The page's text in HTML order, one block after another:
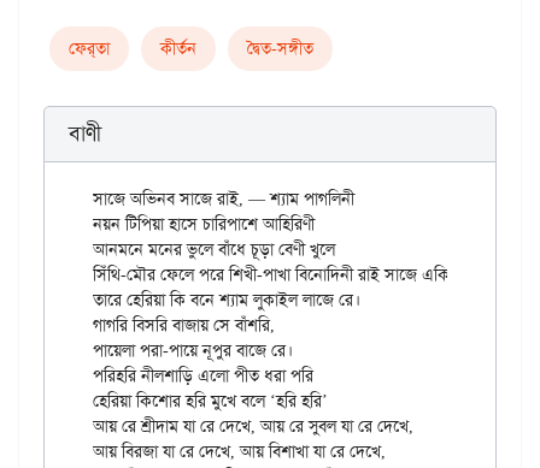
ফের্‌তা কীর্তন দ্বৈত-সঙ্গীত
বাণী
সাজে অভিনব সাজে রাই, — শ্যাম পাগলিনী
নয়ন টিপিয়া হাসে চারিপাশে আহিরিণী
আনমনে মনের ভুলে বাঁধে চূড়া বেণী খুলে
সিঁথি-মৌর ফেলে পরে শিখী-পাখা বিনোদিনী রাই সাজে একি সাজে রে
তারে হেরিয়া কি বনে শ্যাম লুকাইল লাজে রে।
গাগরি বিসরি বাজায় সে বাঁশরি,
পায়েলা পরা-পায়ে নূপুর বাজে রে।
পরিহরি নীলশাড়ি এলো পীত ধরা পরি
হেরিয়া কিশোর হরি মুখে বলে ‘হরি হরি’
আয় রে শ্রীদাম যা রে দেখে, আয় রে সুবল যা রে দেখে,
আয় বিরজা যা রে দেখে, আয় বিশাখা যা রে দেখে,